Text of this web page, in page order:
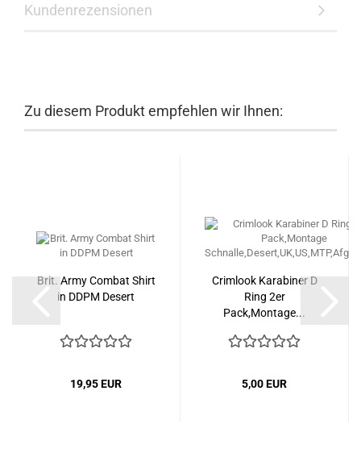
Kundenrezensionen
Zu diesem Produkt empfehlen wir Ihnen:
Brit. Army Combat Shirt
in DDPM Desert
19,95 EUR
Crimlook Karabiner D
Ring 2er
Pack,Montage...
5,00 EUR